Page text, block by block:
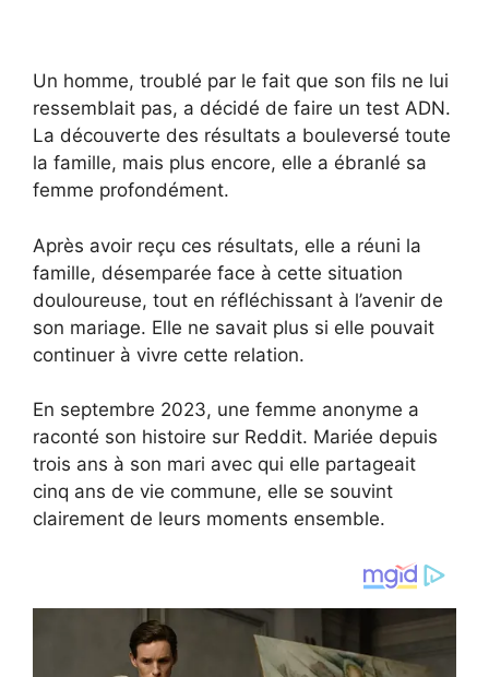
Un homme, troublé par le fait que son fils ne lui
ressemblait pas, a décidé de faire un test ADN.
La découverte des résultats a bouleversé toute
la famille, mais plus encore, elle a ébranlé sa
femme profondément.
Après avoir reçu ces résultats, elle a réuni la
famille, désemparée face à cette situation
douloureuse, tout en réfléchissant à l’avenir de
son mariage. Elle ne savait plus si elle pouvait
continuer à vivre cette relation.
En septembre 2023, une femme anonyme a
raconté son histoire sur Reddit. Mariée depuis
trois ans à son mari avec qui elle partageait
cinq ans de vie commune, elle se souvint
clairement de leurs moments ensemble.